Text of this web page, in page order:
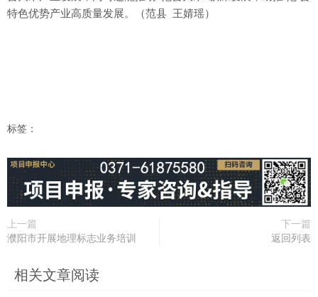
特色优势产业高质量发展。（范县 王婧瑶）
标签：
上一篇
濮阳市开展地理标志业务培训
下一篇
返回列表
相关文章阅读